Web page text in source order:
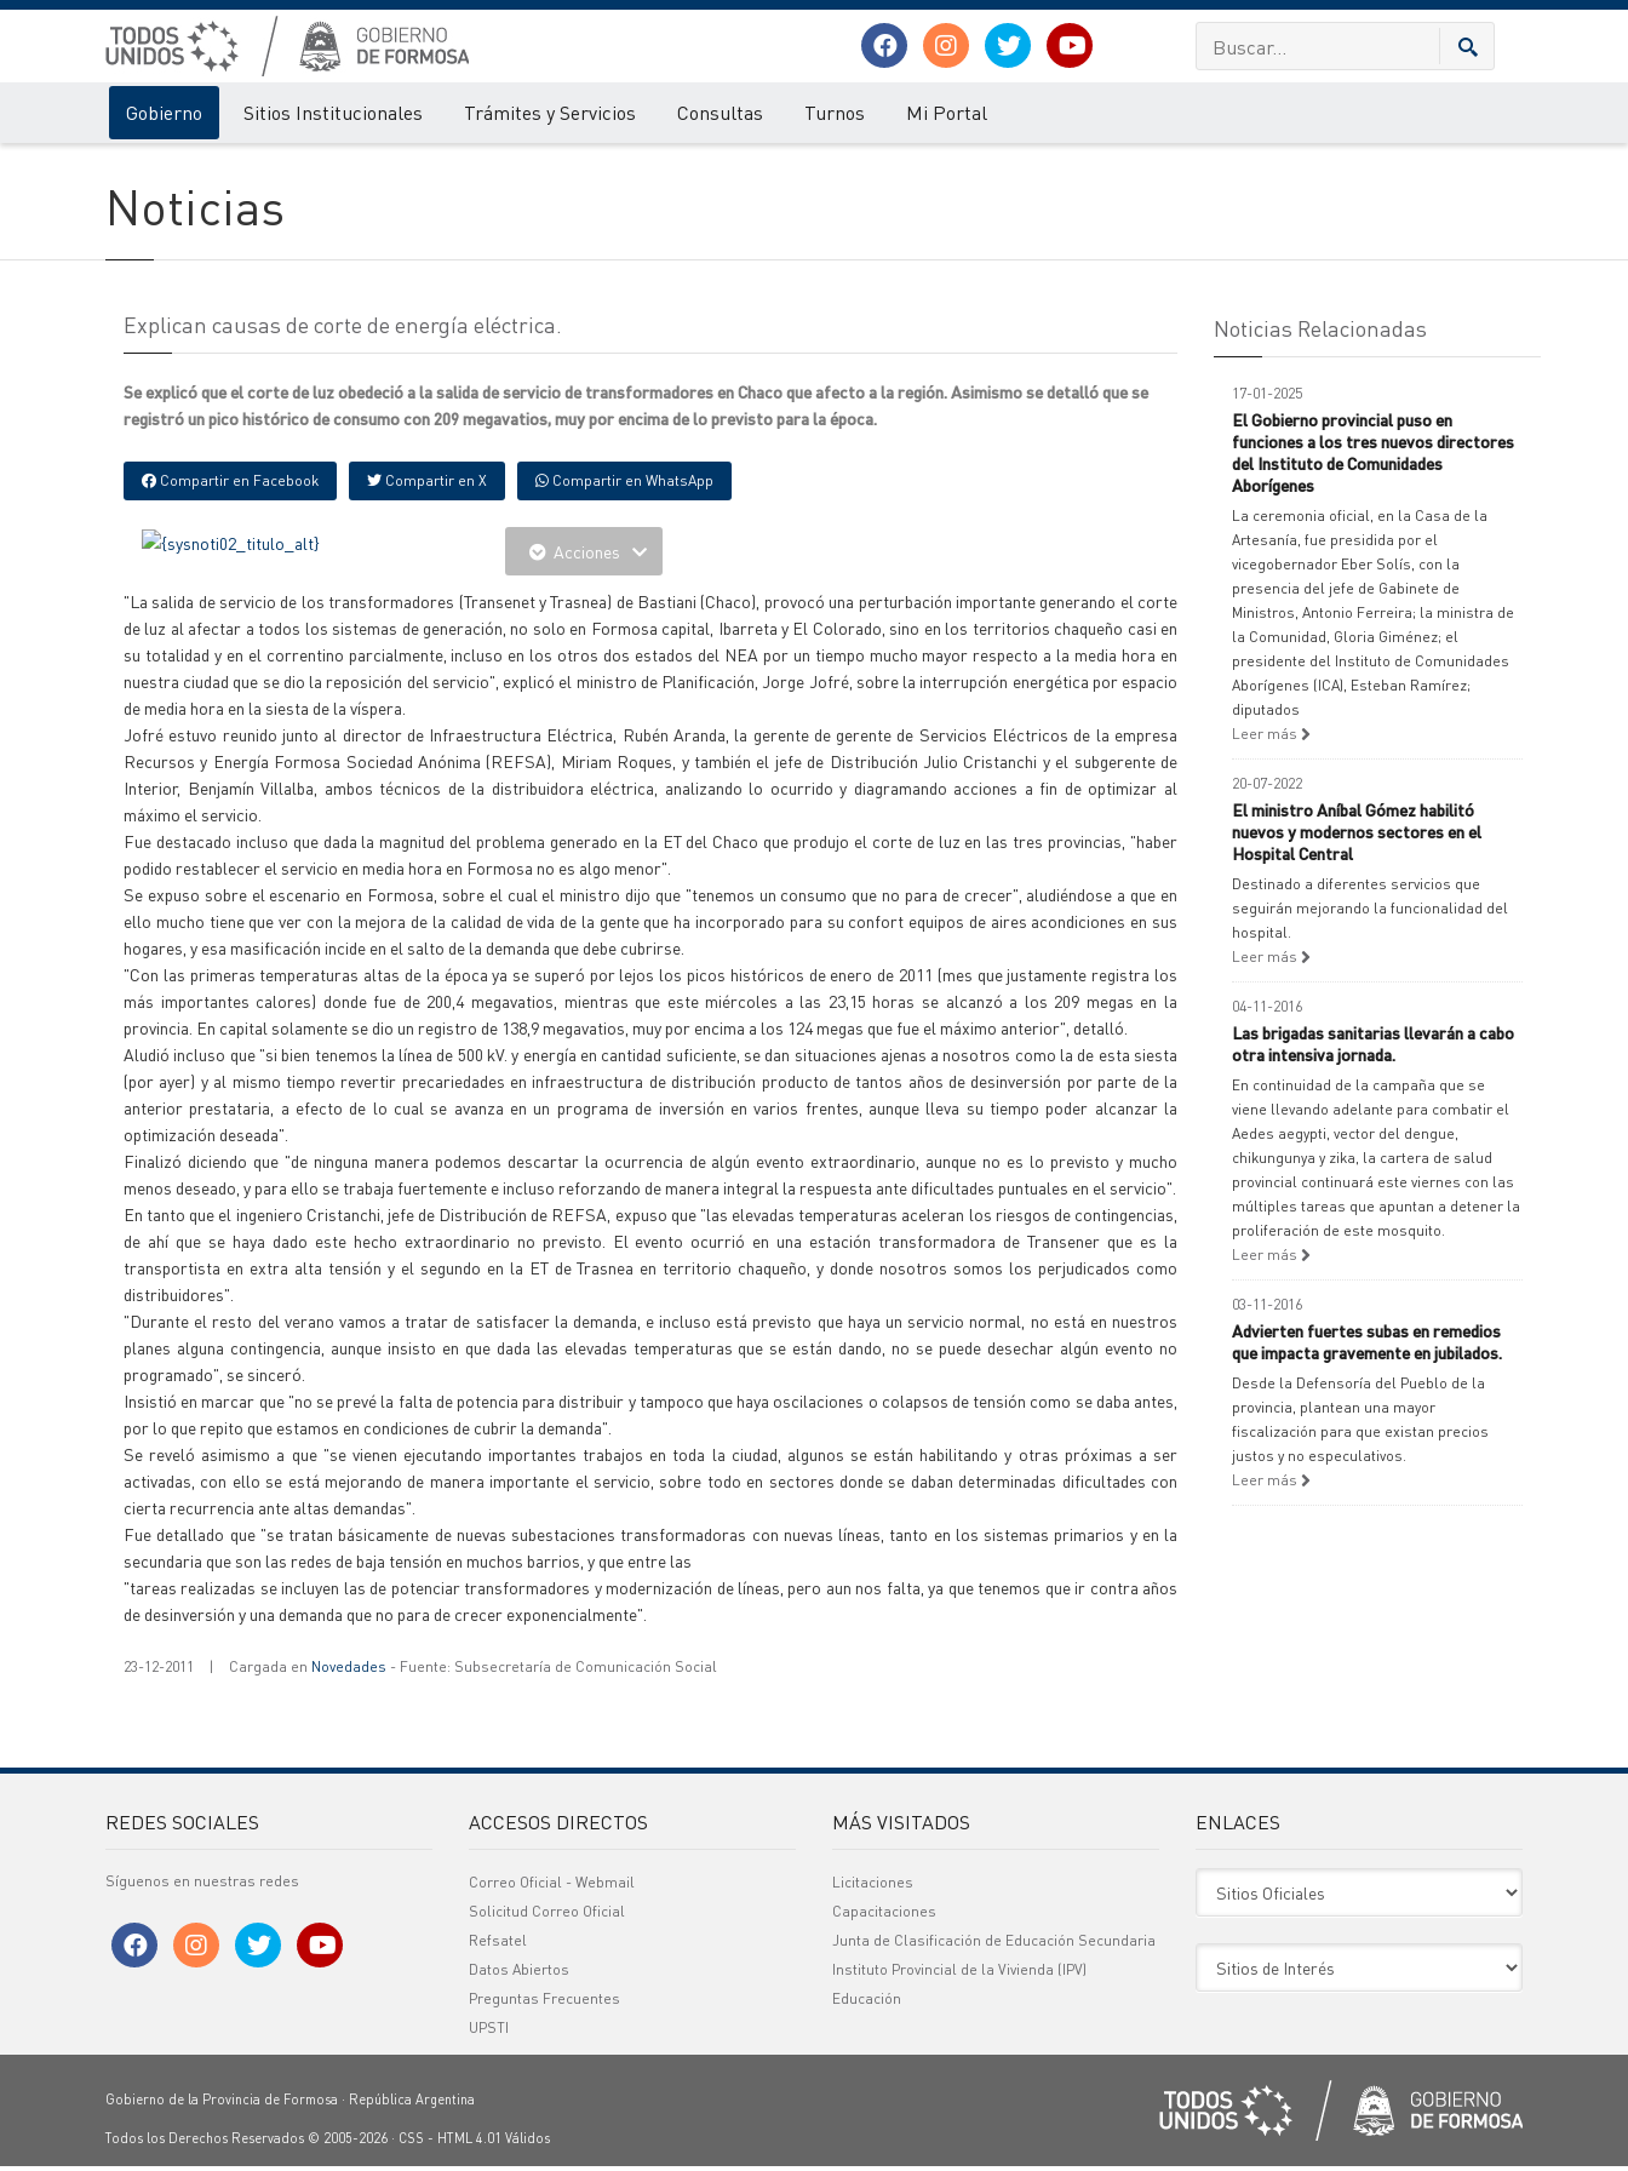
Gobierno Sitios Institucionales Trámites y Servicios Consultas Turnos Mi Portal
Noticias
Explican causas de corte de energía eléctrica.
Se explicó que el corte de luz obedeció a la salida de servicio de transformadores en Chaco que afecto a la región. Asimismo se detalló que se
registró un pico histórico de consumo con 209 megavatios, muy por encima de lo previsto para la época.
Compartir en Facebook Compartir en X Compartir en WhatsApp
Acciones
"La salida de servicio de los transformadores (Transenet y Trasnea) de Bastiani (Chaco), provocó una perturbación importante generando el corte
de luz al afectar a todos los sistemas de generación, no solo en Formosa capital, Ibarreta y El Colorado, sino en los territorios chaqueño casi en
su totalidad y en el correntino parcialmente, incluso en los otros dos estados del NEA por un tiempo mucho mayor respecto a la media hora en
nuestra ciudad que se dio la reposición del servicio", explicó el ministro de Planificación, Jorge Jofré, sobre la interrupción energética por espacio
de media hora en la siesta de la víspera.
Jofré estuvo reunido junto al director de Infraestructura Eléctrica, Rubén Aranda, la gerente de gerente de Servicios Eléctricos de la empresa
Recursos y Energía Formosa Sociedad Anónima (REFSA), Miriam Roques, y también el jefe de Distribución Julio Cristanchi y el subgerente de
Interior, Benjamín Villalba, ambos técnicos de la distribuidora eléctrica, analizando lo ocurrido y diagramando acciones a fin de optimizar al
máximo el servicio.
Fue destacado incluso que dada la magnitud del problema generado en la ET del Chaco que produjo el corte de luz en las tres provincias, "haber
podido restablecer el servicio en media hora en Formosa no es algo menor".
Se expuso sobre el escenario en Formosa, sobre el cual el ministro dijo que "tenemos un consumo que no para de crecer", aludiéndose a que en
ello mucho tiene que ver con la mejora de la calidad de vida de la gente que ha incorporado para su confort equipos de aires acondiciones en sus
hogares, y esa masificación incide en el salto de la demanda que debe cubrirse.
"Con las primeras temperaturas altas de la época ya se superó por lejos los picos históricos de enero de 2011 (mes que justamente registra los
más importantes calores) donde fue de 200,4 megavatios, mientras que este miércoles a las 23,15 horas se alcanzó a los 209 megas en la
provincia. En capital solamente se dio un registro de 138,9 megavatios, muy por encima a los 124 megas que fue el máximo anterior", detalló.
Aludió incluso que "si bien tenemos la línea de 500 kV. y energía en cantidad suficiente, se dan situaciones ajenas a nosotros como la de esta siesta
(por ayer) y al mismo tiempo revertir precariedades en infraestructura de distribución producto de tantos años de desinversión por parte de la
anterior prestataria, a efecto de lo cual se avanza en un programa de inversión en varios frentes, aunque lleva su tiempo poder alcanzar la
optimización deseada".
Finalizó diciendo que "de ninguna manera podemos descartar la ocurrencia de algún evento extraordinario, aunque no es lo previsto y mucho
menos deseado, y para ello se trabaja fuertemente e incluso reforzando de manera integral la respuesta ante dificultades puntuales en el servicio".
En tanto que el ingeniero Cristanchi, jefe de Distribución de REFSA, expuso que "las elevadas temperaturas aceleran los riesgos de contingencias,
de ahí que se haya dado este hecho extraordinario no previsto. El evento ocurrió en una estación transformadora de Transener que es la
transportista en extra alta tensión y el segundo en la ET de Trasnea en territorio chaqueño, y donde nosotros somos los perjudicados como
distribuidores".
"Durante el resto del verano vamos a tratar de satisfacer la demanda, e incluso está previsto que haya un servicio normal, no está en nuestros
planes alguna contingencia, aunque insisto en que dada las elevadas temperaturas que se están dando, no se puede desechar algún evento no
programado", se sinceró.
Insistió en marcar que "no se prevé la falta de potencia para distribuir y tampoco que haya oscilaciones o colapsos de tensión como se daba antes,
por lo que repito que estamos en condiciones de cubrir la demanda".
Se reveló asimismo a que "se vienen ejecutando importantes trabajos en toda la ciudad, algunos se están habilitando y otras próximas a ser
activadas, con ello se está mejorando de manera importante el servicio, sobre todo en sectores donde se daban determinadas dificultades con
cierta recurrencia ante altas demandas".
Fue detallado que "se tratan básicamente de nuevas subestaciones transformadoras con nuevas líneas, tanto en los sistemas primarios y en la
secundaria que son las redes de baja tensión en muchos barrios, y que entre las
"tareas realizadas se incluyen las de potenciar transformadores y modernización de líneas, pero aun nos falta, ya que tenemos que ir contra años
de desinversión y una demanda que no para de crecer exponencialmente".
23-12-2011 | Cargada en Novedades - Fuente: Subsecretaría de Comunicación Social
Noticias Relacionadas
17-01-2025
El Gobierno provincial puso en
funciones a los tres nuevos directores
del Instituto de Comunidades
Aborígenes
La ceremonia oficial, en la Casa de la
Artesanía, fue presidida por el
vicegobernador Eber Solís, con la
presencia del jefe de Gabinete de
Ministros, Antonio Ferreira; la ministra de
la Comunidad, Gloria Giménez; el
presidente del Instituto de Comunidades
Aborígenes (ICA), Esteban Ramírez;
diputados
Leer más
20-07-2022
El ministro Aníbal Gómez habilitó
nuevos y modernos sectores en el
Hospital Central
Destinado a diferentes servicios que
seguirán mejorando la funcionalidad del
hospital.
Leer más
04-11-2016
Las brigadas sanitarias llevarán a cabo
otra intensiva jornada.
En continuidad de la campaña que se
viene llevando adelante para combatir el
Aedes aegypti, vector del dengue,
chikungunya y zika, la cartera de salud
provincial continuará este viernes con las
múltiples tareas que apuntan a detener la
proliferación de este mosquito.
Leer más
03-11-2016
Advierten fuertes subas en remedios
que impacta gravemente en jubilados.
Desde la Defensoría del Pueblo de la
provincia, plantean una mayor
fiscalización para que existan precios
justos y no especulativos.
Leer más
REDES SOCIALES
Síguenos en nuestras redes
ACCESOS DIRECTOS
Correo Oficial - Webmail
Solicitud Correo Oficial
Refsatel
Datos Abiertos
Preguntas Frecuentes
UPSTI
MÁS VISITADOS
Licitaciones
Capacitaciones
Junta de Clasificación de Educación Secundaria
Instituto Provincial de la Vivienda (IPV)
Educación
ENLACES
Gobierno de la Provincia de Formosa · República Argentina
Todos los Derechos Reservados © 2005-2026 · CSS - HTML 4.01 Válidos